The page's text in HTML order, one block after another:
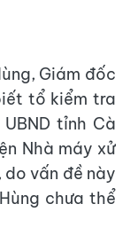
Giám đốc
tổ kiểm tra
tỉnh Cà
Nhà máy xử
do vấn đề này
chưa thể